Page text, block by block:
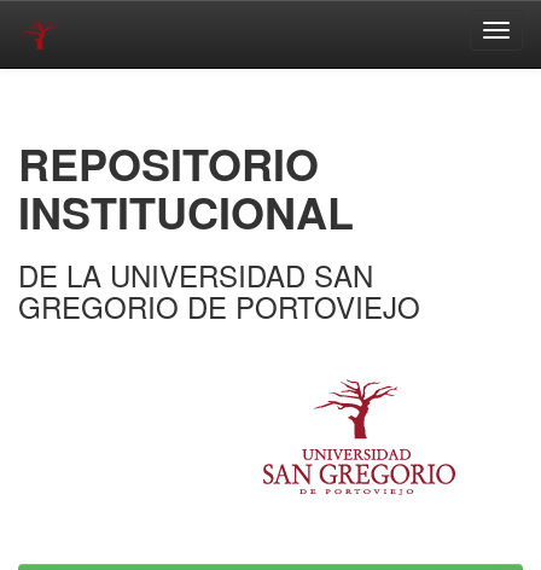
REPOSITORIO
INSTITUCIONAL
DE LA UNIVERSIDAD SAN
GREGORIO DE PORTOVIEJO